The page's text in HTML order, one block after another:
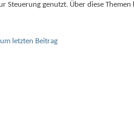
Steuerung genutzt. Über diese